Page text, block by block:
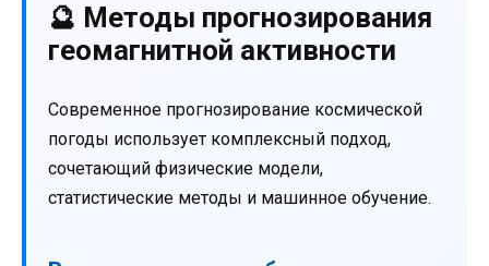
🔮 Методы прогнозирования
геомагнитной активности
Современное прогнозирование космической
погоды использует комплексный подход,
сочетающий физические модели,
статистические методы и машинное обучение.